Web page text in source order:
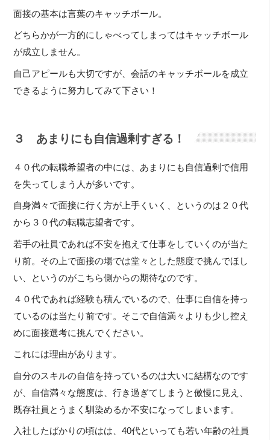
面接の基本は言葉のキャッチボール。
どちらかが一方的にしゃべってしまってはキャッチボール
が成立しません。
自己アピールも大切ですが、会話のキャッチボールを成立
できるように努力してみて下さい！
３ あまりにも自信過剰すぎる！
４０代の転職希望者の中には、あまりにも自信過剰で信用
を失ってしまう人が多いです。
自身満々で面接に行く方が上手くいく、というのは２０代
から３０代の転職志望者です。
若手の社員であれば不安を抱えて仕事をしていくのが当た
り前。その上で面接の場では堂々とした態度で挑んでほし
い、というのがこちら側からの期待なのです。
４０代であれば経験も積んでいるので、仕事に自信を持っ
ているのは当たり前です。そこで自信満々よりも少し控え
めに面接選考に挑んでください。
これには理由があります。
自分のスキルの自信を持っているのは大いに結構なのです
が、自信満々な態度は、行き過ぎてしまうと傲慢に見え、
既存社員とうまく馴染めるか不安になってしまいます。
入社したばかりの頃はは、40代といっても若い年齢の社員